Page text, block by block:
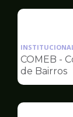
COMEB -
de Bairros